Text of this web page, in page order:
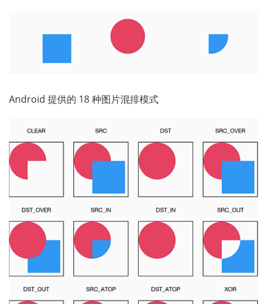
Android 提供的 18 种图片混排模式